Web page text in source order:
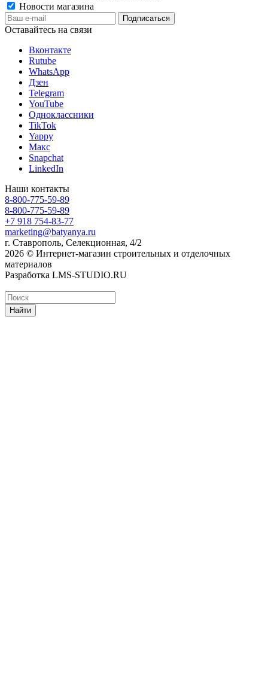
Новости магазина
Оставайтесь на связи
Вконтакте
Rutube
WhatsApp
Дзен
Telegram
YouTube
Одноклассники
TikTok
Yappy
Макс
Snapchat
LinkedIn
Наши контакты
8-800-775-59-89
8-800-775-59-89
+7 918 754-83-77
marketing@batyanya.ru
г. Ставрополь, Селекционная, 4/2
2026 © Интернет-магазин строительных и отделочных
материалов
Разработка LMS-STUDIO.RU
Найти